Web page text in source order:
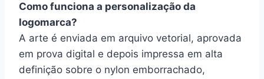
Como funciona a personalização da
logomarca?
A arte é enviada em arquivo vetorial, aprovada
em prova digital e depois impressa em alta
definição sobre o nylon emborrachado,